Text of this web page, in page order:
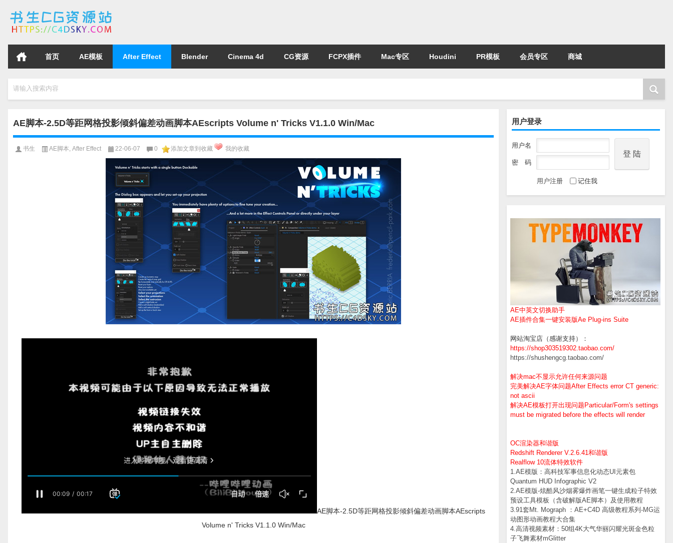
首页 AE模板 After Effect Blender Cinema 4d CG资源 FCPX插件 Mac专区 Houdini PR模板 会员专区 商城
请输入搜索内容
用户登录
用户名
密 码
用户注册 记住我
AE中英文切换助手
AE插件合集一键安装版Ae Plug-ins Suite
网站淘宝店（感谢支持）：
https://shop303519302.taobao.com/
https://shushengcg.taobao.com/
解决mac不显示允许任何来源问题
完美解决AE字体问题After Effects error CT generic:
not ascii
解决AE模板打开出现问题Particular/Form's settings
must be migrated before the effects will render
OC渲染器和谐版
Redshift Renderer V.2.6.41和谐版
Realflow 10流体特效软件
1.AE模版：高科技军事信息化动态UI元素包
Quantum HUD Infographic V2
2.AE模版-炫酷风沙烟雾爆炸画笔一键生成粒子特效
预设工具模板（含破解版AE脚本）及使用教程
3.91套Mt. Mograph ：AE+C4D 高级教程系列-MG运
动图形动画教程大合集
4.高清视频素材：50组4K大气华丽闪耀光斑金色粒
子飞舞素材mGlitter
AE脚本-2.5D等距网格投影倾斜偏差动画脚本AEscripts Volume n' Tricks V1.1.0 Win/Mac
书生 AE脚本, After Effect 22-06-07 0 添加文章到收藏 我的收藏
AE脚本-2.5D等距网格投影倾斜偏差动画脚本AEscripts
Volume n' Tricks V1.1.0 Win/Mac